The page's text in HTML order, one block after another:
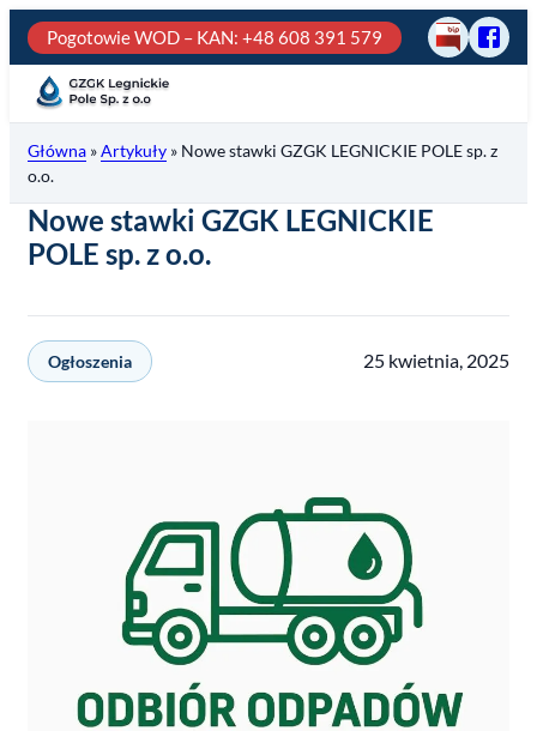
Przejdź
do
treści
Pogotowie WOD – KAN: +48 608 391 579
BIP
Pole
na
Główna »Artykuły » Nowe stawki GZGK LEGNICKIE POLE sp. z
o.o.
Nowe stawki GZGK LEGNICKIE
POLE sp. z o.o.
Ogłoszenia 25 kwietnia, 2025